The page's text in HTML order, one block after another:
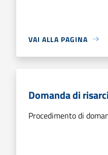
VAI ALLA PAGINA
Domanda di
Procedimento di